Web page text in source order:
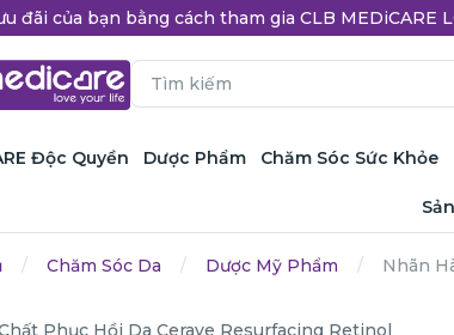
đãi của bạn bằng cách tham gia CLB MEDiCARE
Độc Quyền Dược Phẩm Chăm Sóc Sức Khỏe
Chăm Sóc Da Dược Mỹ Phẩm Nhãn